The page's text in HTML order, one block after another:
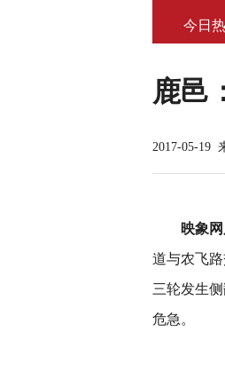
今日
鹿邑
2017-05-19
映象
道与农飞
三轮发生
危急。